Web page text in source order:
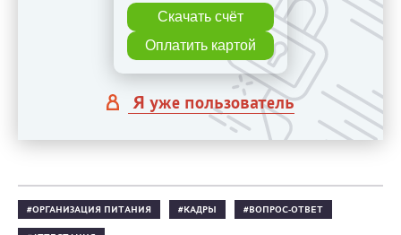
Скачать счёт
Оплатить картой
Я уже пользователь
ОРГАНИЗАЦИЯ ПИТАНИЯ КАДРЫ ВОПРОС-ОТВЕТ